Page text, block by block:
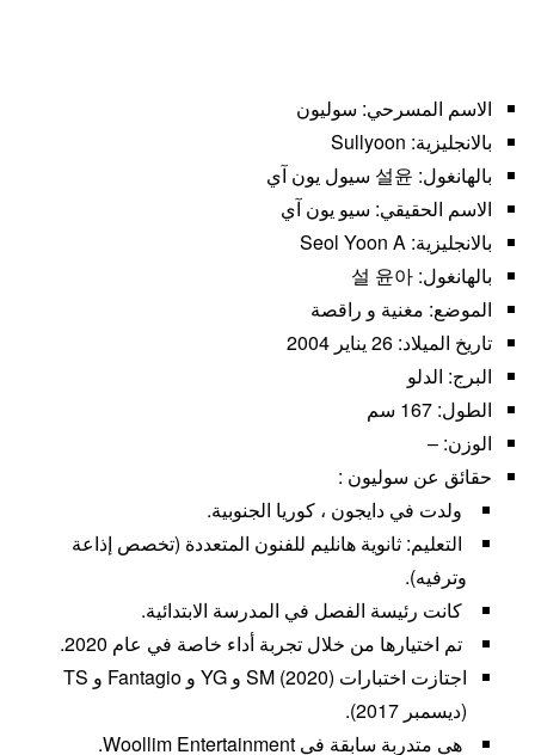
الاسم المسرحي: سوليون
بالانجليزية: Sullyoon
بالهانغول: 설윤 سيول يون آي
الاسم الحقيقي: سيو يون آي
بالانجليزية: Seol Yoon A
بالهانغول: 설 윤아
الموضع: مغنية و راقصة
تاريخ الميلاد: 26 يناير 2004
البرج: الدلو
الطول: 167 سم
الوزن: –
حقائق عن سوليون :
ولدت في دايجون ، كوريا الجنوبية.
التعليم: ثانوية هانليم للفنون المتعددة (تخصص إذاعة
وترفيه).
كانت رئيسة الفصل في المدرسة الابتدائية.
تم اختيارها من خلال تجربة أداء خاصة في عام 2020.
اجتازت اختبارات SM (2020) و YG و Fantagio و TS
(ديسمبر 2017).
هي متدربة سابقة في Woollim Entertainment.